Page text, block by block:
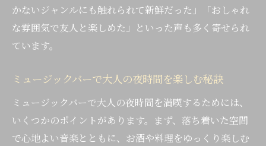
かないジャンルにも触れられて新鮮だった」「おしゃれ
な雰囲気で友人と楽しめた」といった声も多く寄せられ
ています。
ミュージックバーで大人の夜時間を楽しむ秘訣
ミュージックバーで大人の夜時間を満喫するためには、
いくつかのポイントがあります。まず、落ち着いた空間
で心地よい音楽とともに、お酒や料理をゆっくり楽しむ